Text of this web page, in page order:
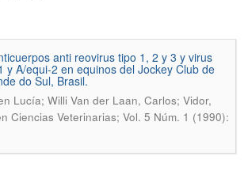
anti reovirus tipo 1, 2 y 3 y virus
y A/equi-2 en equinos del Jockey Club de
do Sul, Brasil.
Lucía; Willi Van der Laan, Carlos; Vidor,
Ciencias Veterinarias; Vol. 5 Núm. 1 (1990):